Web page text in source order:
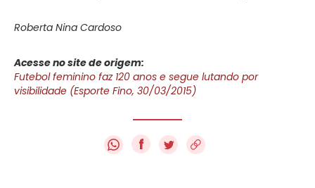
Roberta Nina Cardoso
Acesse no site de origem:
Futebol feminino faz 120 anos e segue lutando por
visibilidade (Esporte Fino, 30/03/2015)
f